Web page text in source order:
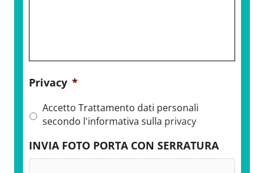
Privacy *
Accetto Trattamento dati personali
secondo l'informativa sulla privacy
INVIA FOTO PORTA CON SERRATURA